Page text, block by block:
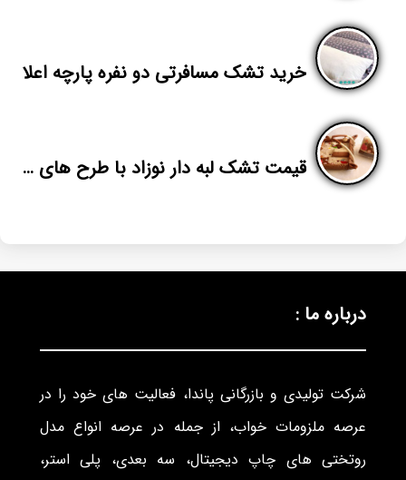
خرید تشک مسافرتی دو نفره پارچه اعلا
قیمت تشک لبه دار نوزاد با طرح های فانتزی
درباره ما :
شرکت تولیدی و بازرگانی پاندا، فعالیت های خود را در
عرصه ملزومات خواب، از جمله در عرصه انواع مدل
روتختی های چاپ دیجیتال، سه بعدی، پلی استر،